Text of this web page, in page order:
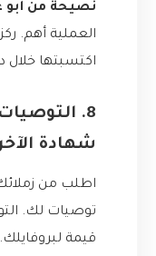
نصيحة من أبو
العملية أهم.
اكتسبتها خلال
شهادة
اطلب من
توصيات لك.
قيمة لبروفايلك.